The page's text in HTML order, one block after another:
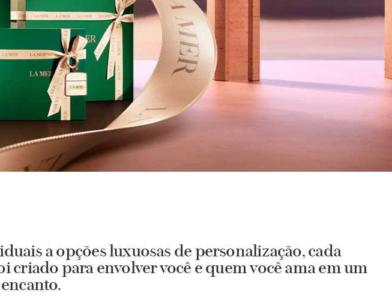
a opções luxuosas de personalização, cada
criado para envolver você e quem você ama em um